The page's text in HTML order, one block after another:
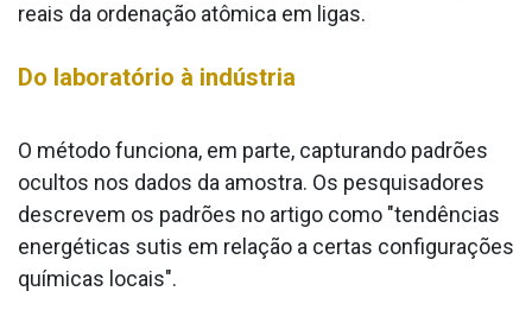
reais da ordenação atômica em ligas.
Do laboratório à indústria
O método funciona, em parte, capturando padrões
ocultos nos dados da amostra. Os pesquisadores
descrevem os padrões no artigo como "tendências
energéticas sutis em relação a certas configurações
químicas locais".